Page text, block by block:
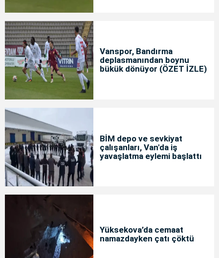
Vanspor, Bandırma
deplasmanından boynu
bükük dönüyor (ÖZET İZLE)
BİM depo ve sevkiyat
çalışanları, Van'da iş
yavaşlatma eylemi başlattı
Yüksekova’da cemaat
namazdayken çatı çöktü